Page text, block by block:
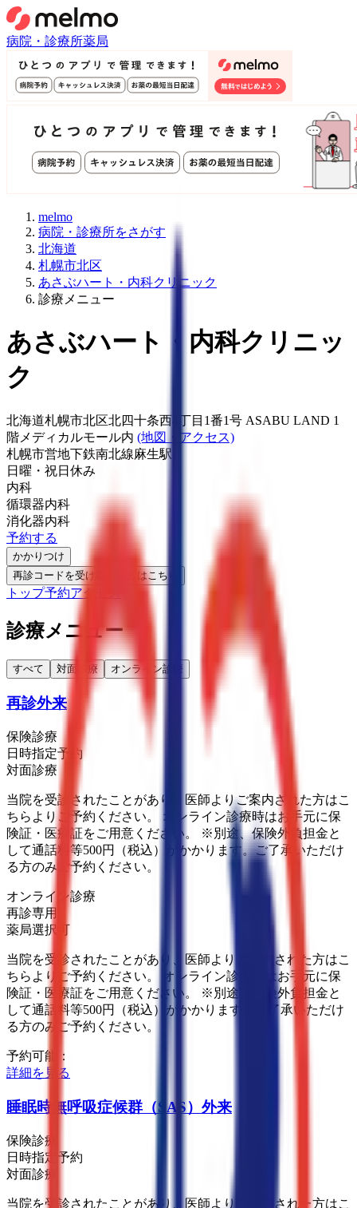
病院・診療所薬局
melmo
病院・診療所をさがす
北海道
札幌市北区
あさぶハート・内科クリニック
診療メニュー
あさぶハート・内科クリニッ
ク
北海道札幌市北区北四十条西4丁目1番1号 ASABU LAND 1
階メディカルモール内 (地図・アクセス)
札幌市営地下鉄南北線麻生駅
日曜・祝日 休み
内科
循環器内科
消化器内科
予約する
かかりつけ
再診コードを受け取った方はこちら
トップ予約アクセス
診療メニュー
すべて 対面診療 オンライン診療
再診外来
保険診療
日時指定予約
対面診療
当院を受診されたことがあり、医師よりご案内された方はこ
ちらよりご予約ください。 オンライン診療時はお手元に保
険証・医療証をご用意ください。 ※別途、保険外負担金と
して通話料等500円（税込）がかかります。ご了承いただけ
る方のみご予約ください。
オンライン診療
再診専用
薬局選択可
当院を受診されたことがあり、医師よりご案内された方はこ
ちらよりご予約ください。 オンライン診療時はお手元に保
険証・医療証をご用意ください。 ※別途、保険外負担金と
して通話料等500円（税込）がかかります。ご了承いただけ
る方のみご予約ください。
予約可能：
詳細を見る
睡眠時無呼吸症候群（SAS）外来
保険診療
日時指定予約
対面診療
当院を受診されたことがあり、医師よりご案内された方はこ